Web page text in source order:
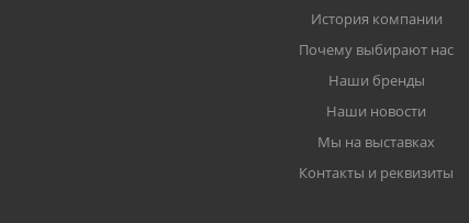
История компании
Почему выбирают нас
Наши бренды
Наши новости
Мы на выставках
Контакты и реквизиты